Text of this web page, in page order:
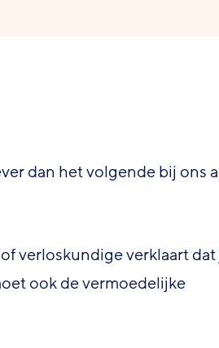
dan het volgende bij ons
verloskundige verklaart dat
ook de vermoedelijke